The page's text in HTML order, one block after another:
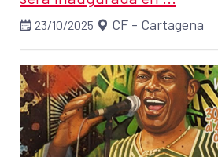
23/10/2025 CF - Cartagena